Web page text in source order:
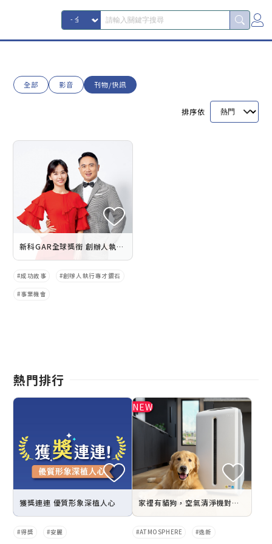
全部 影音 刊物/快訊
排序依
新科GAR全球獎銜 創辦人執行專才鑽石 謝欣怡、李育叡
成功故事 創辦人執行專才鑽石
事業機會
熱門排行
獲獎連連 優質形象深植人心
得獎 安麗
家裡有貓狗，空氣清淨機對寵物毛有妙用？毛爸媽必看的避開 4 大關鍵
ATMOSPHERE 逸新